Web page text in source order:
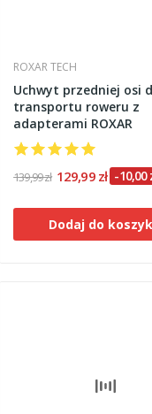
ROXAR TECH
Uchwyt przedniej osi
transportu roweru z
adapterami ROXAR
139,99 zł 129,99 zł -10,00
Dodaj do